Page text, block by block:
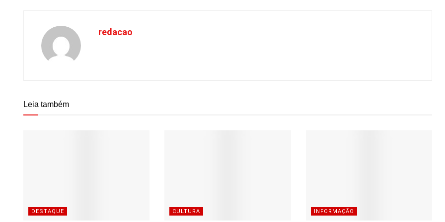
redacao
Leia também
DESTAQUE CULTURA INFORMAÇÃO